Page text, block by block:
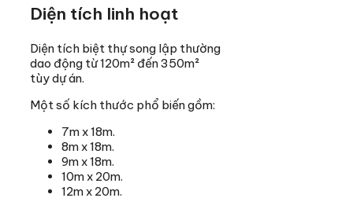
Diện tích linh hoạt
Diện tích biệt thự song lập thường
dao động từ 120m² đến 350m²
tùy dự án.
Một số kích thước phổ biến gồm:
7m x 18m.
8m x 18m.
9m x 18m.
10m x 20m.
12m x 20m.